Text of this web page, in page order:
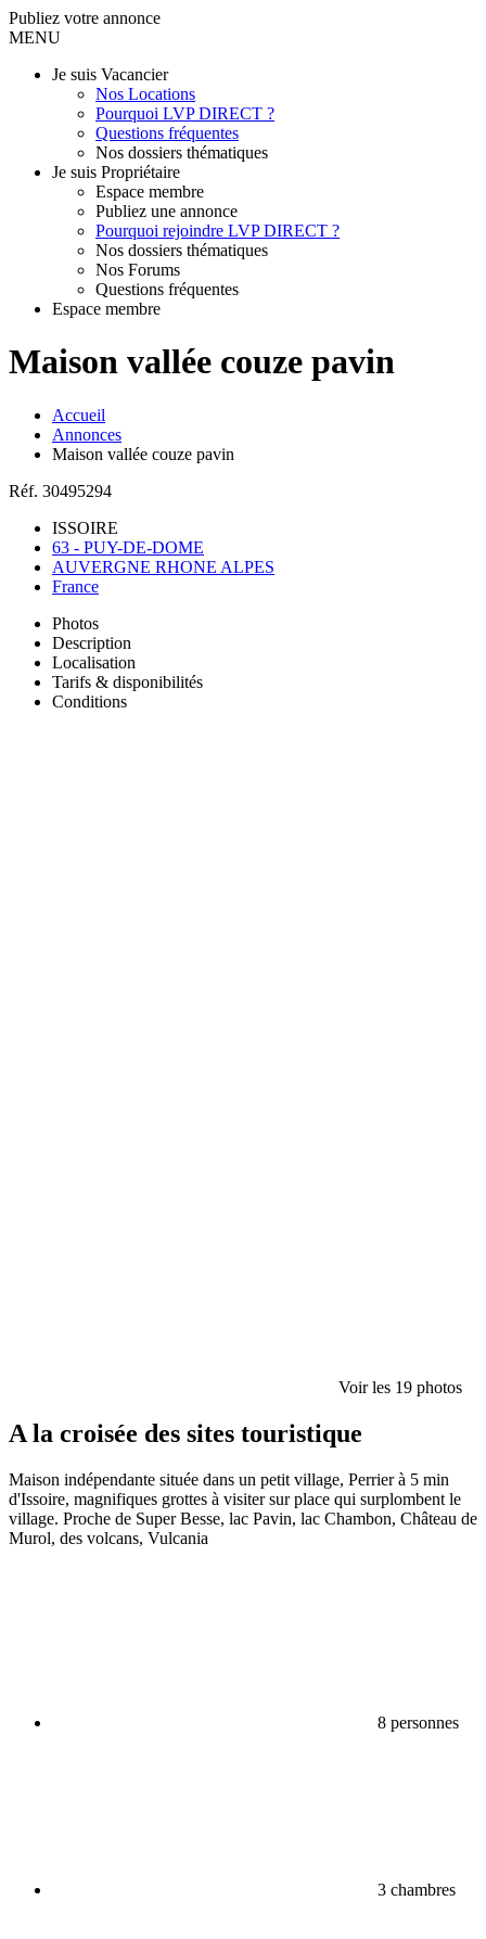
Publiez votre annonce
MENU
Je suis Vacancier
Nos Locations
Pourquoi LVP DIRECT ?
Questions fréquentes
Nos dossiers thématiques
Je suis Propriétaire
Espace membre
Publiez une annonce
Pourquoi rejoindre LVP DIRECT ?
Nos dossiers thématiques
Nos Forums
Questions fréquentes
Espace membre
Maison vallée couze pavin
Accueil
Annonces
Maison vallée couze pavin
Réf. 30495294
ISSOIRE
63 - PUY-DE-DOME
AUVERGNE RHONE ALPES
France
Photos
Description
Localisation
Tarifs & disponibilités
Conditions
Voir les 19 photos
A la croisée des sites touristique
Maison indépendante située dans un petit village, Perrier à 5 min
d'Issoire, magnifiques grottes à visiter sur place qui surplombent le
village. Proche de Super Besse, lac Pavin, lac Chambon, Château de
Murol, des volcans, Vulcania
8 personnes
3 chambres